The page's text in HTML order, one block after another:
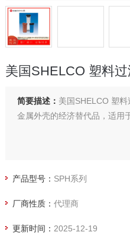
美国SHELCO 塑料
简要描述： 美国SHELCO 塑料
金属外壳的经济替代品，适用
产品型号： SPH系列
厂商性质： 代理商
更新时间： 2025-12-19